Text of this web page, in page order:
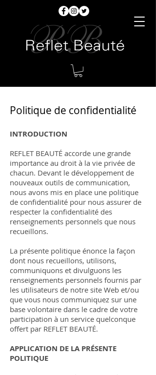
Politique de confidentialité
INTRODUCTION
REFLET BEAUTÉ accorde une grande
importance au droit à la vie privée de
chacun. Devant le développement de
nouveaux outils de communication,
nous avons mis en place une politique
de confidentialité pour nous assurer de
respecter la confidentialité des
renseignements personnels que nous
recueillons.
La présente politique énonce la façon
dont nous recueillons, utilisons,
communiquons et divulguons les
renseignements personnels fournis par
les utilisateurs de notre site Web et/ou
que vous nous communiquez sur une
base volontaire dans le cadre de votre
participation à un service quelconque
offert par REFLET BEAUTÉ.
APPLICATION DE LA PRÉSENTE
POLITIQUE